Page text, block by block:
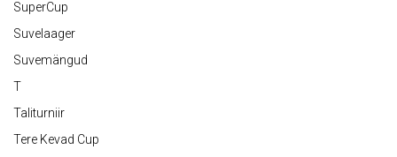
SuperCup
Suvelaager
Suvemängud
T
Taliturniir
Tere Kevad Cup